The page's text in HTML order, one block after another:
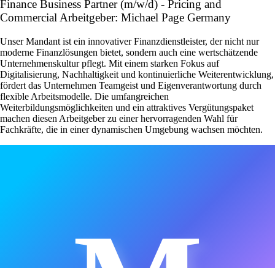
Finance Business Partner (m/w/d) - Pricing and
Commercial Arbeitgeber: Michael Page Germany
Unser Mandant ist ein innovativer Finanzdienstleister, der nicht nur
moderne Finanzlösungen bietet, sondern auch eine wertschätzende
Unternehmenskultur pflegt. Mit einem starken Fokus auf
Digitalisierung, Nachhaltigkeit und kontinuierliche Weiterentwicklung,
fördert das Unternehmen Teamgeist und Eigenverantwortung durch
flexible Arbeitsmodelle. Die umfangreichen
Weiterbildungsmöglichkeiten und ein attraktives Vergütungspaket
machen diesen Arbeitgeber zu einer hervorragenden Wahl für
Fachkräfte, die in einer dynamischen Umgebung wachsen möchten.